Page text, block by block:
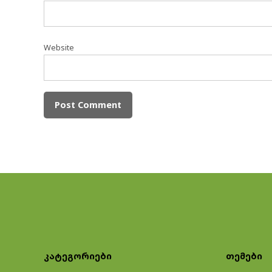
Website
კატეგორიები თემები